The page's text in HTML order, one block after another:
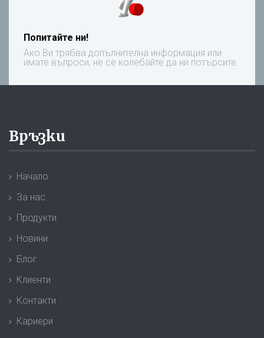
Попитайте ни!
Ако Ви трябва допълнителна информация или
имате въпроси, не се колебайте да ни потърсите.
Връзки
Начало
За нас
Продукти
Новини
Блог
Клиенти
Контакти
Кариери